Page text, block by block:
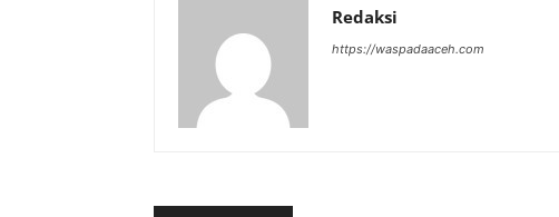
Redaksi
https://waspadaaceh.com